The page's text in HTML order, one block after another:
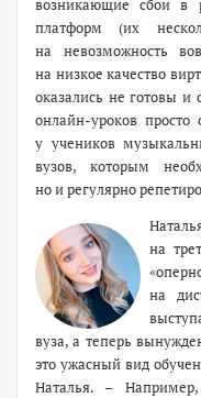
возникающие сбои в
платформ (их
на невозможность
на низкое качество
оказались не готовы и
онлайн-­уроков просто
у учеников
вузов, которым
но и регулярно
на
на
вуза, а теперь
это ужасный вид
Наталья. –